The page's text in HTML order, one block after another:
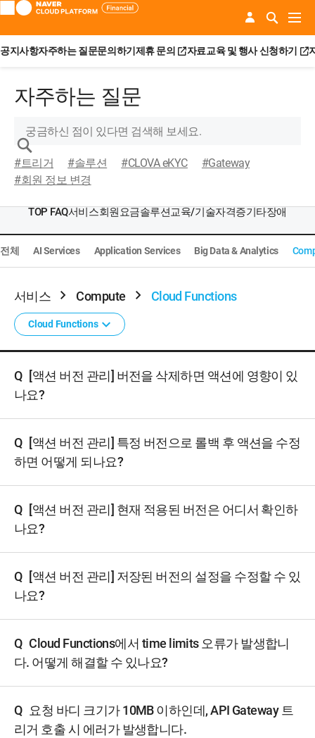
공지사항자주하는 질문문의하기 제휴 문의 자료교육 및 행사 신청하기
자주하는 질문
#트리거 #솔루션 #CLOVA eKYC
#Gateway
#회원 정보 변경
TOP FAQ서비스회원요금솔루션교육/기술자격증기타장애
전체 AI Services Application Services Big Data & Analytics
서비스 Compute Cloud Functions
Cloud Functions
Q [액션 버전 관리] 버전을 삭제하면 액션에 영향이 있
나요?
Q [액션 버전 관리] 특정 버전으로 롤백 후 액션을 수정
하면 어떻게 되나요?
Q [액션 버전 관리] 현재 적용된 버전은 어디서 확인하
나요?
Q [액션 버전 관리] 저장된 버전의 설정을 수정할 수 있
나요?
Q Cloud Functions에서 time limits 오류가 발생합니
다. 어떻게 해결할 수 있나요?
Q 요청 바디 크기가 10MB 이하인데, API Gateway 트
리거 호출 시 에러가 발생합니다.